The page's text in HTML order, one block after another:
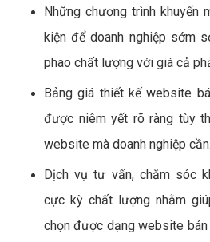
Những chương trình
kiện để doanh nghiệp sớm
phao chất lượng với giá cả
Bảng giá thiết kế website
được niêm yết rõ ràng tùy
website mà doanh nghiệp cần.
Dịch vụ tư vấn, chăm sóc
cực kỳ chất lượng nhằm
chọn được dạng website bán